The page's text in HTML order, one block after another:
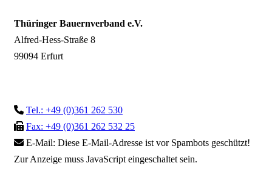
Thüringer Bauernverband e.V.
Alfred-Hess-Straße 8
99094 Erfurt
Tel.: +49 (0)361 262 530
Fax: +49 (0)361 262 532 25
E-Mail: Diese E-Mail-Adresse ist vor Spambots geschützt!
Zur Anzeige muss JavaScript eingeschaltet sein.